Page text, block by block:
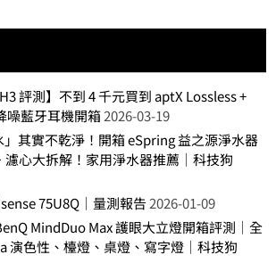
H3 評測】不到 4 千元買到 aptX Lossless +
噪藍牙耳機開箱2026-03-19
其實不乾淨！開箱 eSpring 益之源淨水器
濾心大拆解！家用淨水器推薦｜科技狗
75U8Q｜量測報告2026-01-09
MindDuo Max 護眼大立燈開箱評測｜全
演色性、檯燈、桌燈、寫字燈｜科技狗